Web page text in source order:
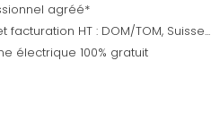
agréé*
HT : DOM/TOM, Suisse...
électrique 100% gratuit